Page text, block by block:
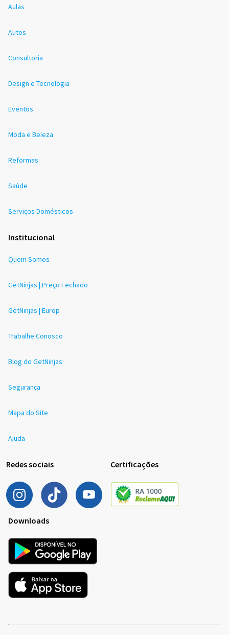
Aulas
Autos
Consultoria
Design e Tecnologia
Eventos
Moda e Beleza
Reformas
Saúde
Serviços Domésticos
Institucional
Quem Somos
GetNinjas | Preço Fechado
GetNinjas | Europ
Trabalhe Conosco
Blog do GetNinjas
Segurança
Mapa do Site
Ajuda
Redes sociais Certificações
Downloads